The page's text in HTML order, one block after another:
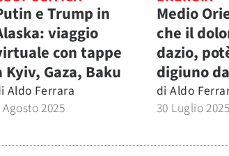
e Trump in
viaggio
con tappe
Kyiv, Gaza, Baku
Aldo Ferrara
Agosto 2025
Medio
che il
dazio,
digiuno
di Aldo
30 Luglio 2025